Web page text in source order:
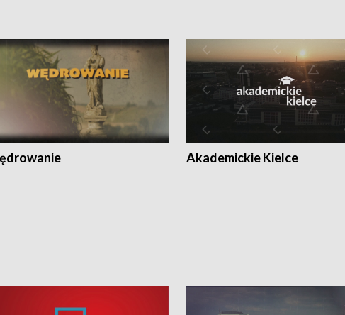
Akademickie Kielce